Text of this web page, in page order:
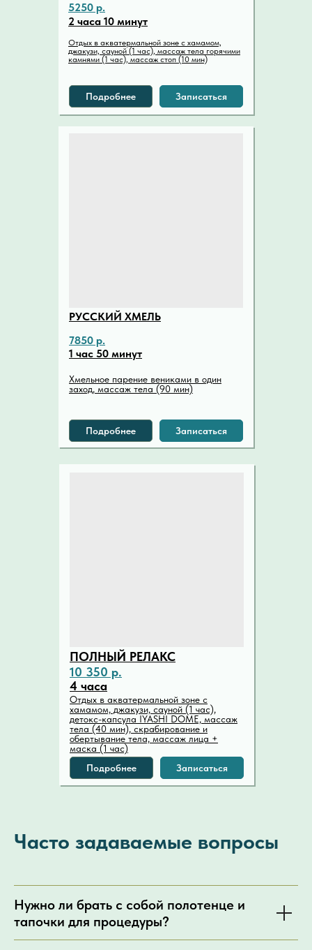
Подробнее Записаться
РУССКИЙ ХМЕЛЬ
Хмельное парение вениками в один
заход, массаж тела (90 мин)
7850 р.
1 час 50 минут
Отдых в акватермальной зоне с хамамом,
джакузи, сауной (1 час), массаж тела горячими
камнями (1 час), массаж стоп (10 мин)
5250 р.
2 часа 10 минут
Подробнее Записаться
ПОЛНЫЙ РЕЛАКС
Отдых в акватермальной зоне с
хамамом, джакузи, сауной (1 час),
детокс-капсула IYASHI DOME, массаж
тела (40 мин), скрабирование и
обертывание тела, массаж лица +
маска (1 час)
10 350 р.
4 часа
Подробнее Записаться
Часто задаваемые вопросы
Нужно ли брать с собой полотенце и
тапочки для процедуры?